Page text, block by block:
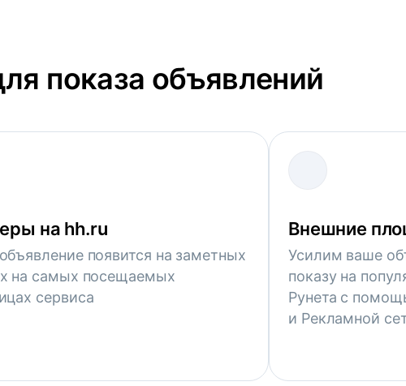
показа объявлений
на hh.ru
появится на заметных
на самых посещаемых
сервиса
Внешние
Усилим ваше
показу на
Рунета с
и Рекламной